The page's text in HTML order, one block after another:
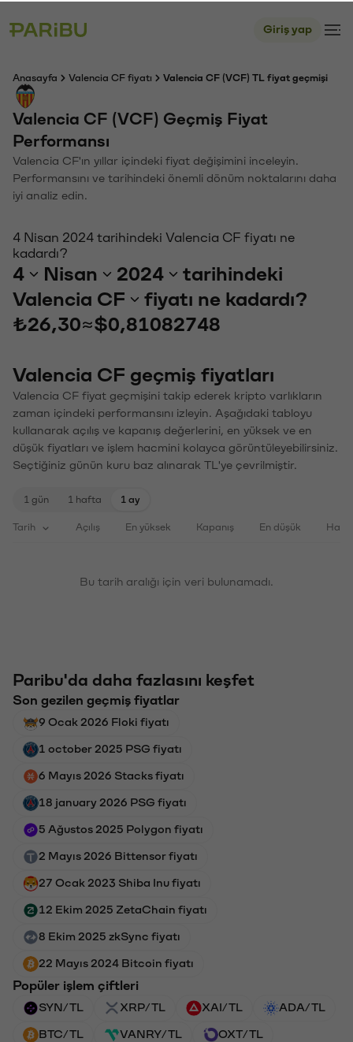
Giriş yap
Anasayfa Valencia CF fiyatı Valencia CF (VCF) TL fiyat geçmişi
Valencia CF (VCF) Geçmiş Fiyat
Performansı
Valencia CF'ın yıllar içindeki fiyat değişimini inceleyin.
Performansını ve tarihindeki önemli dönüm noktalarını daha
iyi analiz edin.
4 Nisan 2024 tarihindeki Valencia CF fiyatı ne
kadardı?
4 Nisan 2024
tarihindeki
Valencia CF
fiyatı ne kadardı?
₺26,30≈$0,81082748
Valencia CF geçmiş fiyatları
Valencia CF fiyat geçmişini takip ederek kripto varlıkların
zaman içindeki performansını izleyin. Aşağıdaki tabloyu
kullanarak açılış ve kapanış değerlerini, en yüksek ve en
düşük fiyatları ve işlem hacmini kolayca görüntüleyebilirsiniz.
Seçtiğiniz günün kuru baz alınarak TL'ye çevrilmiştir.
1 gün 1 hafta 1 ay
Tarih Açılış En yüksek Kapanış En düşük
Bu tarih aralığı için veri bulunamadı.
Paribu'da daha fazlasını keşfet
Son gezilen geçmiş fiyatlar
9 Ocak 2026 Floki fiyatı
1 october 2025 PSG fiyatı
6 Mayıs 2026 Stacks fiyatı
18 january 2026 PSG fiyatı
5 Ağustos 2025 Polygon fiyatı
2 Mayıs 2026 Bittensor fiyatı
27 Ocak 2023 Shiba Inu fiyatı
12 Ekim 2025 ZetaChain fiyatı
8 Ekim 2025 zkSync fiyatı
22 Mayıs 2024 Bitcoin fiyatı
Popüler işlem çiftleri
SYN/TL XRP/TL XAI/TL ADA/TL
BTC/TL VANRY/TL OXT/TL